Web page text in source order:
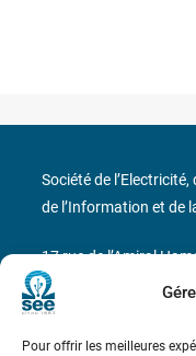
Pour offrir les meilleures
Société de
de l’Information et de
17 rue de l’Amiral
Métro : « Boissière »